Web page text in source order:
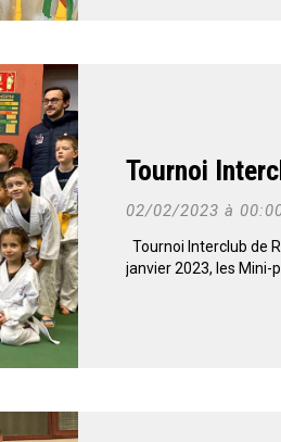
Tournoi
02/02/2023 à
Tournoi Interclub de
janvier 2023, les Mini-